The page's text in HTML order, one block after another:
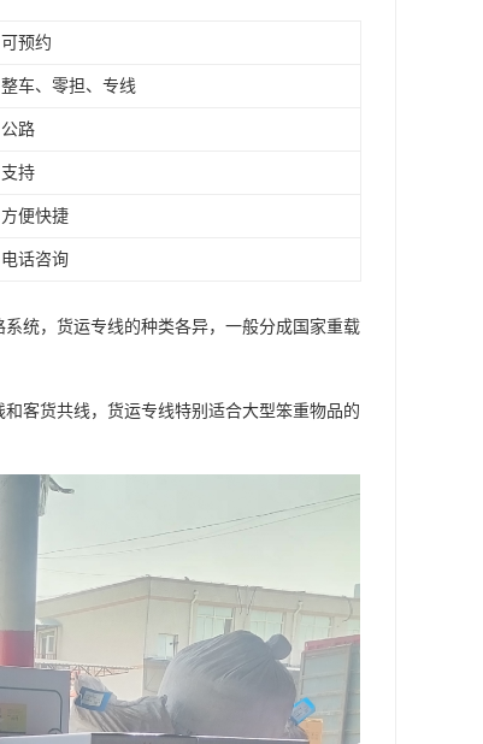
可预约
整车、零担、专线
公路
支持
方便快捷
电话咨询
统，货运专线的种类各异，一般分成国家重载
客货共线，货运专线特别适合大型笨重物品的